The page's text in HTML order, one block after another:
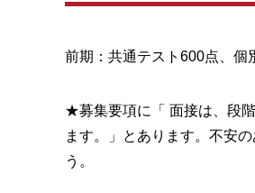
前期：共通テスト600点、個
★募集要項に「 面接は、段
ます。」とあります。不安
う。